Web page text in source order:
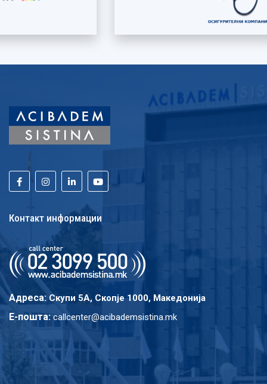
Контакт информации
Адреса: Скупи 5A, Скопје 1000, Македонија
E-пошта: callcenter@acibademsistina.mk